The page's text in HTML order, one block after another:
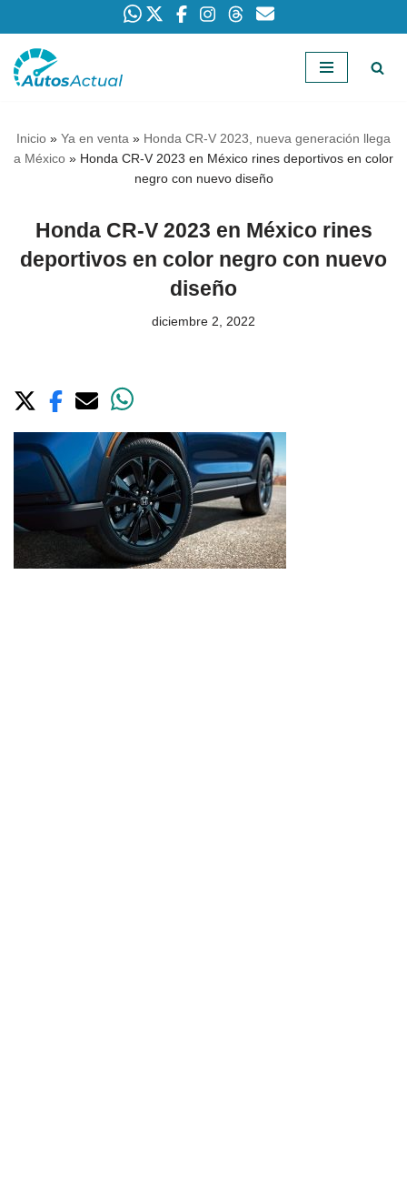
Saltar
Inicio » Ya en venta » Honda CR-V 2023, nueva generación llega
a México » Honda CR-V 2023 en México rines deportivos en color
negro con nuevo diseño
Honda CR-V 2023 en México rines
deportivos en color negro con nuevo
diseño
diciembre 2, 2022